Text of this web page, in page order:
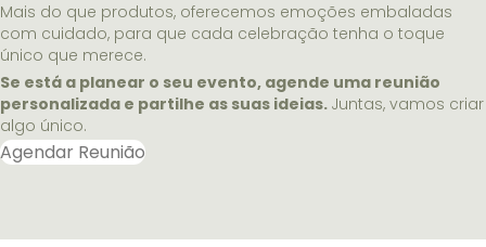
Mais do que produtos, oferecemos emoções embaladas
com cuidado, para que cada celebração tenha o toque
único que merece.
Se está a planear o seu evento, agende uma reunião
personalizada e partilhe as suas ideias. Juntas, vamos criar
algo único.
Agendar Reunião